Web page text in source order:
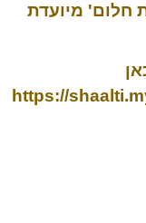
מיועדת
https://